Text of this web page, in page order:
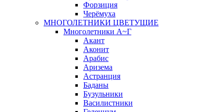
Форзиция
Черёмуха
МНОГОЛЕТНИКИ ЦВЕТУЩИЕ
Многолетники А~Г
Акант
Аконит
Арабис
Аризема
Астранция
Баданы
Бузульники
Василистники